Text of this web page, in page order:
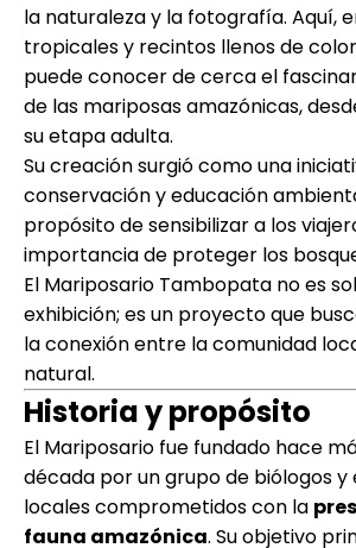
la naturaleza y la fotografía. Aquí,
tropicales y recintos llenos de
puede conocer de cerca el
de las mariposas amazónicas,
su etapa adulta.
Su creación surgió como una
conservación y educación
propósito de sensibilizar a los
importancia de proteger los
El Mariposario Tambopata no es
exhibición; es un proyecto que
la conexión entre la comunidad
natural.
Historia y propósito
El Mariposario fue fundado hace
década por un grupo de biólogos
locales comprometidos con la
fauna amazónica. Su objetivo